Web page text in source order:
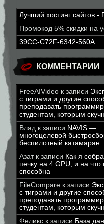
Лучший хостинг сайтов -
Промокод 5% скидки на
39CC-C72F-6342-560A
КОММЕНТАРИИ
FreeAIVideo к записи
с тиграми и другие
преподавать
студентам, которым
Влад к записи NAVIS —
многоцелевой
беспилотный катамаран
Азатк записи Как я
печку на 4 GPU, и на что
способна
FileCompare к записи
с тиграми и другие
преподавать
студентам, которым
Феликс к записи База